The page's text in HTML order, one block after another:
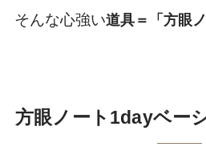
そんな心強い道具＝「方眼ノ
方眼ノート1dayベー